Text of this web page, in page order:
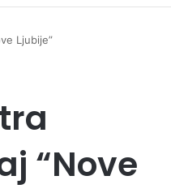
Ljubije”
“Nove